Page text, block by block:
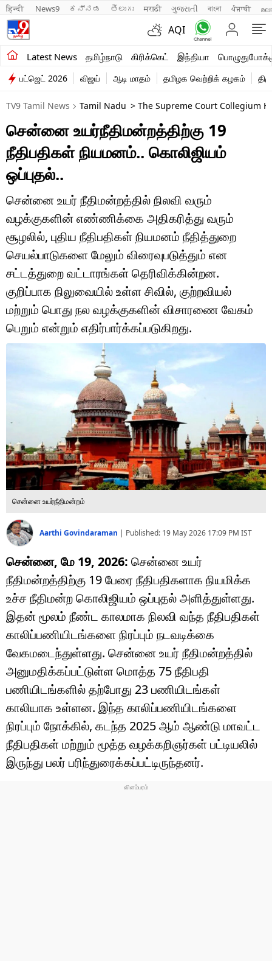
हिन्दी News9 ಕನ್ನಡ తెలుగు मराठी ગુજરાતી বাংলা ਪੰਜਾਬੀ
AQI
Latest News தமிழ்நாடு கிரிக்கெட் இந்தியா
சமீபத்திய செய்திகள்
தமிழ்நாடு
இந்தியா
உலகம்
விளையாட்டு
பொழுதுபோக்கு
லைஃப்ஸ்டைல்
வணிகம்
டெக்னாலஜி
ஆன்மீகம்
வைரல்
ஷார்ட் வீடியோஸ்
வலை கதைகள்
போட்டோ கேலரி
பட்ஜெட் 2026 விஜய் ஆடி மாதம் தமிழக வெற்றிக் கழகம்
TV9 Tamil News Tamil Nadu > The Supreme Court Collegium
சென்னை உயர்நீதிமன்றத்திற்கு 19
நீதிபதிகள் நியமனம்.. கொலிஜியம்
ஒப்புதல்..
சென்னை உயர் நீதிமன்றத்தில் நிலவி வரும்
வழக்குகளின் எண்ணிக்கை அதிகரித்து வரும்
சூழலில், புதிய நீதிபதிகள் நியமனம் நீதித்துறை
செயல்பாடுகளை மேலும் விரைவுபடுத்தும் என
சட்டத்துறை வட்டாரங்கள் தெரிவிக்கின்றன.
குறிப்பாக நிலுவையில் உள்ள சிவில், குற்றவியல்
மற்றும் பொது நல வழக்குகளின் விசாரணை வேகம்
பெறும் என்றும் எதிர்பார்க்கப்படுகிறது.
சென்னை உயர்நீதிமன்றம்
Aarthi Govindaraman | Published: 19 May 2026 17:09 PM IST
சென்னை, மே 19, 2026: சென்னை உயர்
நீதிமன்றத்திற்கு 19 பேரை நீதிபதிகளாக நியமிக்க
உச்ச நீதிமன்ற கொலிஜியம் ஒப்புதல் அளித்துள்ளது.
இதன் மூலம் நீண்ட காலமாக நிலவி வந்த நீதிபதிகள்
காலிப்பணியிடங்களை நிரப்பும் நடவடிக்கை
வேகமடைந்துள்ளது. சென்னை உயர் நீதிமன்றத்தில்
அனுமதிக்கப்பட்டுள்ள மொத்த 75 நீதிபதி
பணியிடங்களில் தற்போது 23 பணியிடங்கள்
காலியாக உள்ளன. இந்த காலிப்பணியிடங்களை
நிரப்பும் நோக்கில், கடந்த 2025 ஆம் ஆண்டு மாவட்ட
நீதிபதிகள் மற்றும் மூத்த வழக்கறிஞர்கள் பட்டியலில்
இருந்து பலர் பரிந்துரைக்கப்பட்டிருந்தனர்.